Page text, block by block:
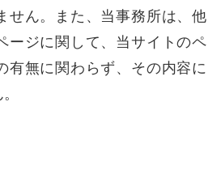
せん。また、当事務所は、他
ージに関して、当サイトのペ
有無に関わらず、その内容に